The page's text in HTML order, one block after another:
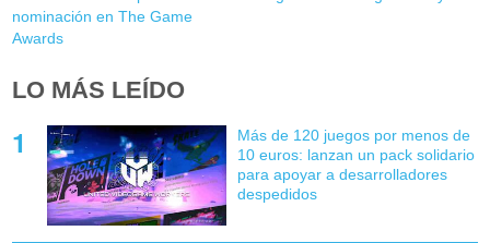
nominación en The Game
Awards
LO MÁS LEÍDO
Más de 120 juegos por menos de
10 euros: lanzan un pack solidario
para apoyar a desarrolladores
despedidos